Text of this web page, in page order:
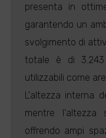
presenta in
garantendo un
svolgimento di
totale è di
utilizzabili come
L'altezza interna
mentre
offrendo ampi